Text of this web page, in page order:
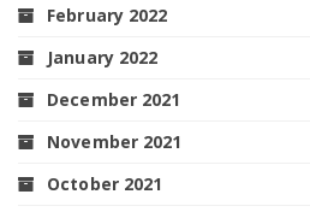
February 2022
January 2022
December 2021
November 2021
October 2021